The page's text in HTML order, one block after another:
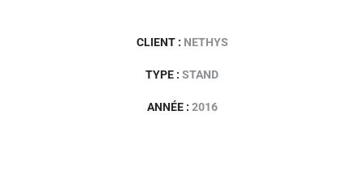
CLIENT : NETHYS
TYPE : STAND
ANNÉE : 2016